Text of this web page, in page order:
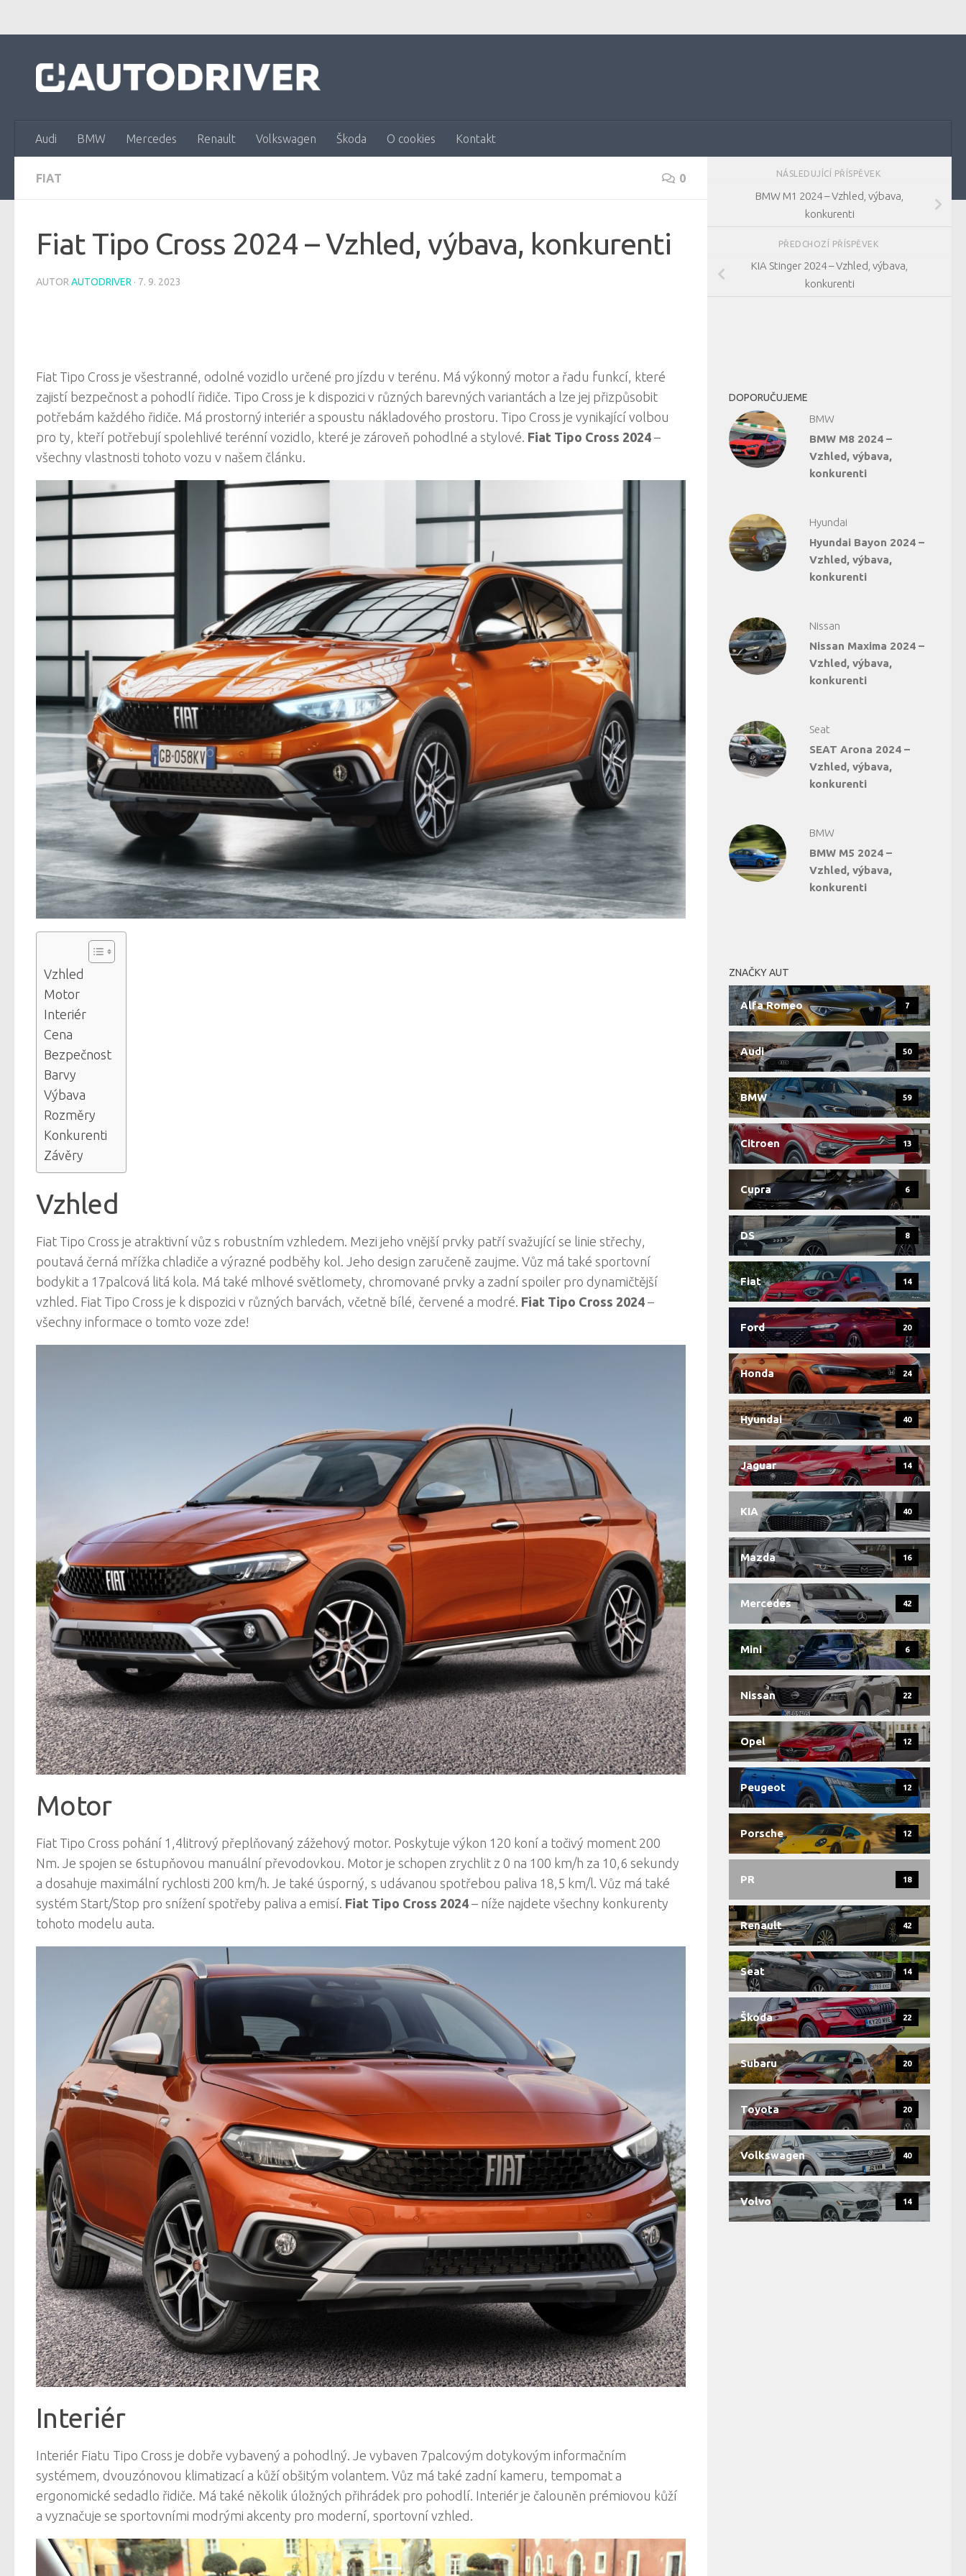
Audi BMW Mercedes Renault Volkswagen Škoda O cookies Kontakt
FIAT 0
Fiat Tipo Cross 2024 – Vzhled, výbava, konkurenti
AUTOR AUTODRIVER · 7. 9. 2023
Fiat Tipo Cross je všestranné, odolné vozidlo určené pro jízdu v terénu. Má výkonný motor a řadu funkcí, které
zajistí bezpečnost a pohodlí řidiče. Tipo Cross je k dispozici v různých barevných variantách a lze jej přizpůsobit
potřebám každého řidiče. Má prostorný interiér a spoustu nákladového prostoru. Tipo Cross je vynikající volbou
pro ty, kteří potřebují spolehlivé terénní vozidlo, které je zároveň pohodlné a stylové. Fiat Tipo Cross 2024 –
všechny vlastnosti tohoto vozu v našem článku.
Vzhled
Motor
Interiér
Cena
Bezpečnost
Barvy
Výbava
Rozměry
Konkurenti
Závěry
Vzhled
Fiat Tipo Cross je atraktivní vůz s robustním vzhledem. Mezi jeho vnější prvky patří svažující se linie střechy,
poutavá černá mřížka chladiče a výrazné podběhy kol. Jeho design zaručeně zaujme. Vůz má také sportovní
bodykit a 17palcová litá kola. Má také mlhové světlomety, chromované prvky a zadní spoiler pro dynamičtější
vzhled. Fiat Tipo Cross je k dispozici v různých barvách, včetně bílé, červené a modré. Fiat Tipo Cross 2024 –
všechny informace o tomto voze zde!
Motor
Fiat Tipo Cross pohání 1,4litrový přeplňovaný zážehový motor. Poskytuje výkon 120 koní a točivý moment 200
Nm. Je spojen se 6stupňovou manuální převodovkou. Motor je schopen zrychlit z 0 na 100 km/h za 10,6 sekundy
a dosahuje maximální rychlosti 200 km/h. Je také úsporný, s udávanou spotřebou paliva 18,5 km/l. Vůz má také
systém Start/Stop pro snížení spotřeby paliva a emisí. Fiat Tipo Cross 2024 – níže najdete všechny konkurenty
tohoto modelu auta.
Interiér
Interiér Fiatu Tipo Cross je dobře vybavený a pohodlný. Je vybaven 7palcovým dotykovým informačním
systémem, dvouzónovou klimatizací a kůží obšitým volantem. Vůz má také zadní kameru, tempomat a
ergonomické sedadlo řidiče. Má také několik úložných přihrádek pro pohodlí. Interiér je čalouněn prémiovou kůží
a vyznačuje se sportovními modrými akcenty pro moderní, sportovní vzhled.
NÁSLEDUJÍCÍ PŘÍSPĚVEK
BMW M1 2024 – Vzhled, výbava,
konkurenti
PŘEDCHOZÍ PŘÍSPĚVEK
KIA Stinger 2024 – Vzhled, výbava,
konkurenti
DOPORUČUJEME
BMW
BMW M8 2024 –
Vzhled, výbava,
konkurenti
Hyundai
Hyundai Bayon 2024 –
Vzhled, výbava,
konkurenti
Nissan
Nissan Maxima 2024 –
Vzhled, výbava,
konkurenti
Seat
SEAT Arona 2024 –
Vzhled, výbava,
konkurenti
BMW
BMW M5 2024 –
Vzhled, výbava,
konkurenti
ZNAČKY AUT
Alfa Romeo 7
Audi 50
BMW 59
Citroen 13
Cupra 6
DS 8
Fiat 14
Ford 20
Honda 24
Hyundai 40
Jaguar 14
KIA 40
Mazda 16
Mercedes 42
Mini 6
Nissan 22
Opel 12
Peugeot 12
Porsche 12
PR 18
Renault 42
Seat 14
Škoda 22
Subaru 20
Toyota 20
Volkswagen 40
Volvo 14